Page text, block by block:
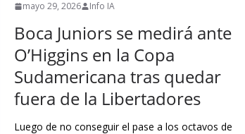
mayo 29, 2026 Info IA
Boca Juniors se medirá ante
O’Higgins en la Copa
Sudamericana tras quedar
fuera de la Libertadores
Luego de no conseguir el pase a los octavos de